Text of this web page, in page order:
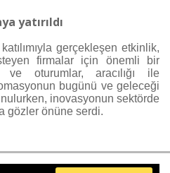
yatırıldı
gerçekleşen etkinlik,
firmalar için önemli bir
oturumlar, aracılığı ile
bugünü ve geleceği
inovasyonun sektörde
gözler önüne serdi.